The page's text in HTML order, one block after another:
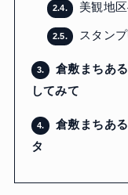
2.4. 美観地
2.5. スタン
3.
倉敷まちあ
してみて
4.
倉敷まちあ
タ